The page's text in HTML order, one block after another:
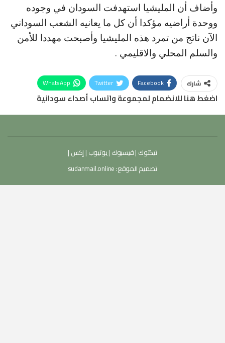
وأضاف أن المليشيا استهدفت السودان في وجوده
ووحدة أراضيه مؤكدا أن كل ما يعانيه الشعب السوداني
الآن ناتج من تمرد هذه المليشيا وأصبحت مهددا للأمن
والسلم المحلي والاقليمي .
شارك Facebook
Twitter
WhatsApp
اضغط هنا للانضمام لمجموعة واتساب أصداء سودانية
تيكتوك |فيسبوك |يوتيوب | إكس |
تصميم الموقع: sudanmail.online